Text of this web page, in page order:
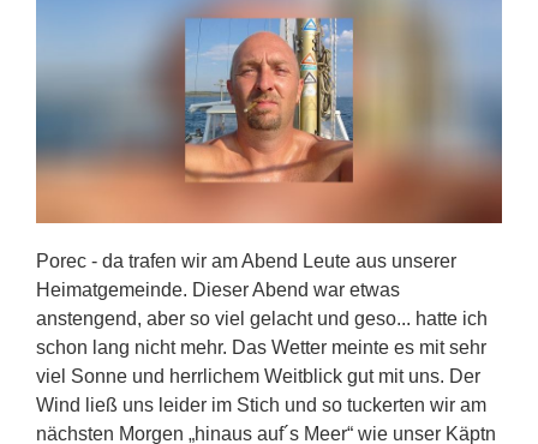
Porec - da trafen wir am Abend Leute aus unserer
Heimatgemeinde. Dieser Abend war etwas
anstengend, aber so viel gelacht und geso... hatte ich
schon lang nicht mehr. Das Wetter meinte es mit sehr
viel Sonne und herrlichem Weitblick gut mit uns. Der
Wind ließ uns leider im Stich und so tuckerten wir am
nächsten Morgen „hinaus auf´s Meer“ wie unser Käptn